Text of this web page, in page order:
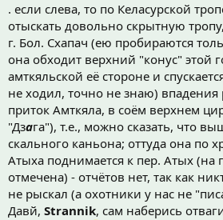
. если слева, то по Келасурской
отыскать довольно скрытную
г. Бол. Схапач (ею пробираются
она обходит верхний "конус" этой
амткяльской её стороне и
не ходил, точно не знаю) впадения
приток Амткяла, в соём верхнем
"Дзага"), т.е., можно сказать, что
скального каньона; оттуда она по
Атыха поднимается к пер. Атых (на
отмечена) - отчётов нет, так как
не рыскал (а охотники у нас не
Давй, Strannik, сам наберись